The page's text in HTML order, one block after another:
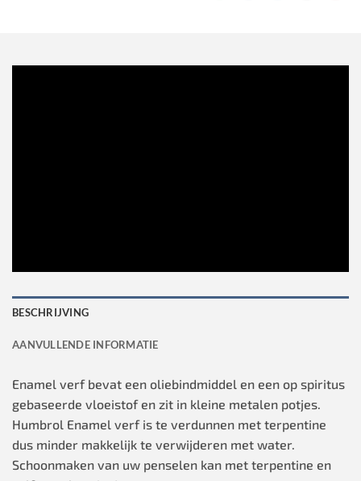
BESCHRIJVING
AANVULLENDE INFORMATIE
Enamel verf bevat een oliebindmiddel en een op spiritus
gebaseerde vloeistof en zit in kleine metalen potjes.
Humbrol Enamel verf is te verdunnen met terpentine
dus minder makkelijk te verwijderen met water.
Schoonmaken van uw penselen kan met terpentine en